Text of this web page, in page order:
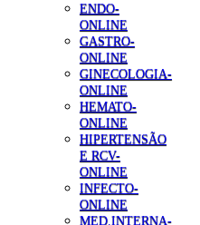
ENDO-
ONLINE
GASTRO-
ONLINE
GINECOLOGIA-
ONLINE
HEMATO-
ONLINE
HIPERTENSÃO
E RCV-
ONLINE
INFECTO-
ONLINE
MED.INTERNA-